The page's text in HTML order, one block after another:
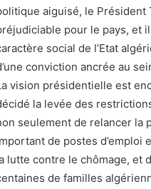
aiguisé, le Président
pour le pays, et
social de l’Etat
conviction ancrée au
vision présidentielle est
la levée des
seulement de relancer la
de postes d’emploi
lutte contre le chômage, et
de familles